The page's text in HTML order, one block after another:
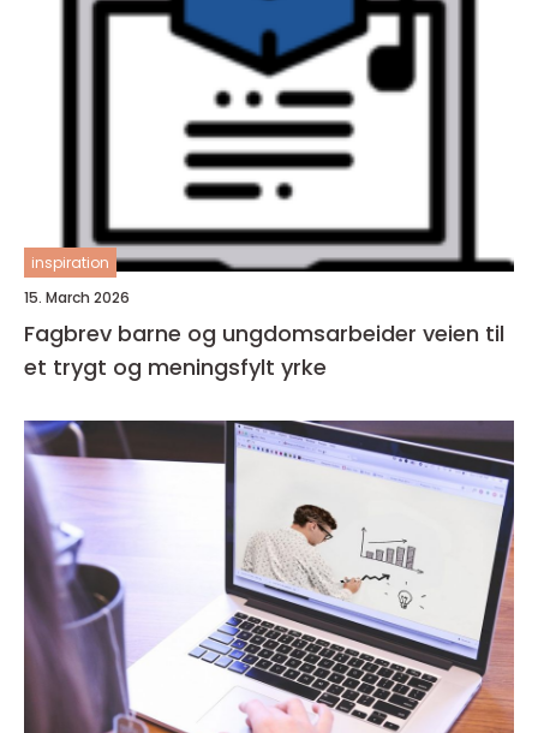
inspiration
15. March 2026
Fagbrev barne og ungdomsarbeider veien til
et trygt og meningsfylt yrke